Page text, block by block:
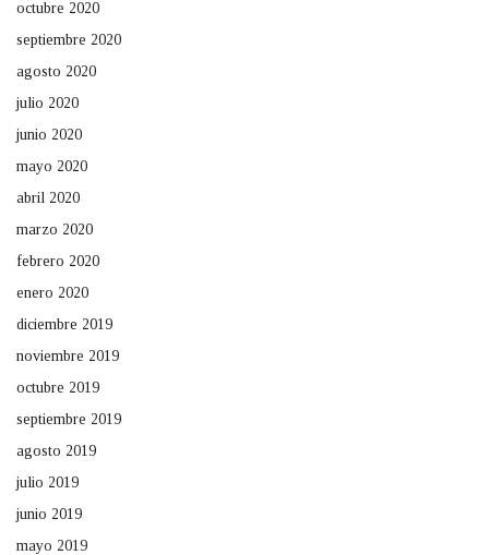
octubre 2020
septiembre 2020
agosto 2020
julio 2020
junio 2020
mayo 2020
abril 2020
marzo 2020
febrero 2020
enero 2020
diciembre 2019
noviembre 2019
octubre 2019
septiembre 2019
agosto 2019
julio 2019
junio 2019
mayo 2019